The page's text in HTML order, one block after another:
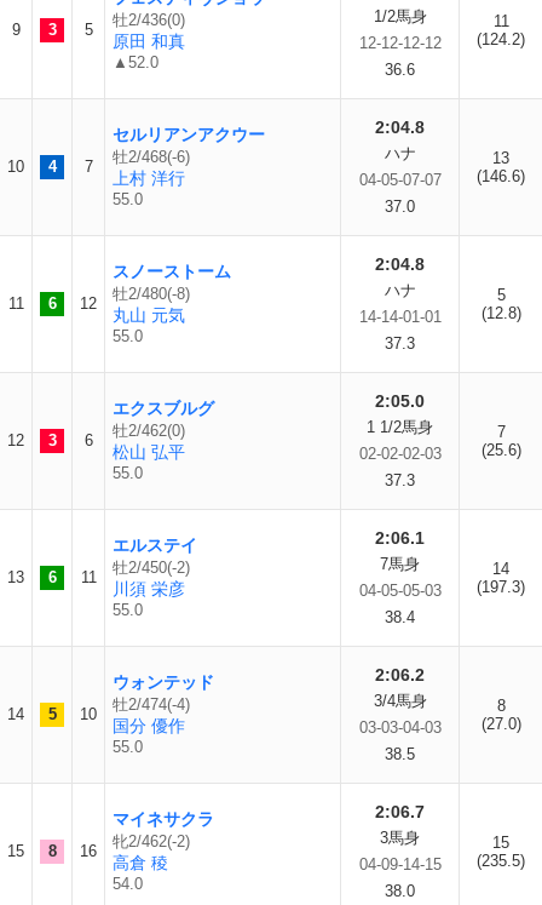
9 3 5
牡2/436(0)
原田 和真
▲52.0
1/2馬身
12-12-12-12
36.6
11
(124.2)
10 4 7
セルリアンアクウー
牡2/468(-6)
上村 洋行
55.0
2:04.8
ハナ
04-05-07-07
37.0
13
(146.6)
11 6 12
スノーストーム
牡2/480(-8)
丸山 元気
55.0
2:04.8
ハナ
14-14-01-01
37.3
5
(12.8)
12 3 6
エクスブルグ
牡2/462(0)
松山 弘平
55.0
2:05.0
1 1/2馬身
02-02-02-03
37.3
7
(25.6)
13 6 11
エルステイ
牡2/450(-2)
川須 栄彦
55.0
2:06.1
7馬身
04-05-05-03
38.4
14
(197.3)
14 5 10
ウォンテッド
牡2/474(-4)
国分 優作
55.0
2:06.2
3/4馬身
03-03-04-03
38.5
8
(27.0)
15 8 16
マイネサクラ
牝2/462(-2)
高倉 稜
54.0
2:06.7
3馬身
04-09-14-15
38.0
15
(235.5)